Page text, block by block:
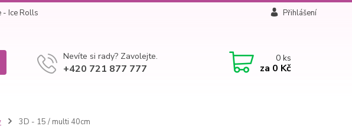
- Ice Rolls Přihlášení
Nevíte si rady? Zavolejte.
+420 721 877 777
0ks
za 0 Kč
3D - 15 / multi 40cm